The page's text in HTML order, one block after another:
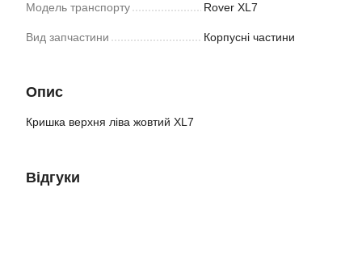
Модель транспорту Rover XL7
Вид запчастини Корпусні частини
Опис
Кришка верхня ліва жовтий XL7
Відгуки